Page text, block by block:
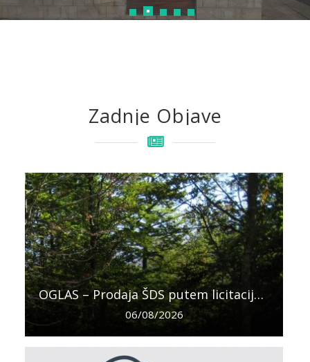
Zadnje Objave
OGLAS – Prodaja ŠDS putem licitacije na panju, odjel 35 G.J. “Donja Rama”, Šumarija Prozor-Rama
06/08/2026